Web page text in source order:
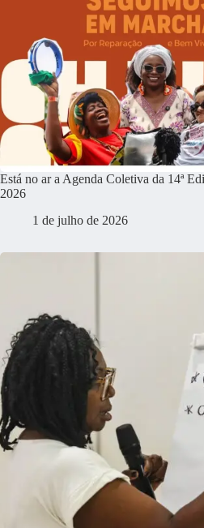
Está no ar a Agenda Coletiva da 14ª
2026
1 de julho de 2026